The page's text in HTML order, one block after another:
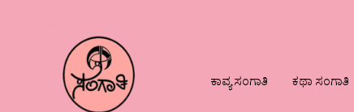
ಕಾವ್ಯ ಸಂಗಾತಿ ಕಥಾ ಸಂಗಾತಿ